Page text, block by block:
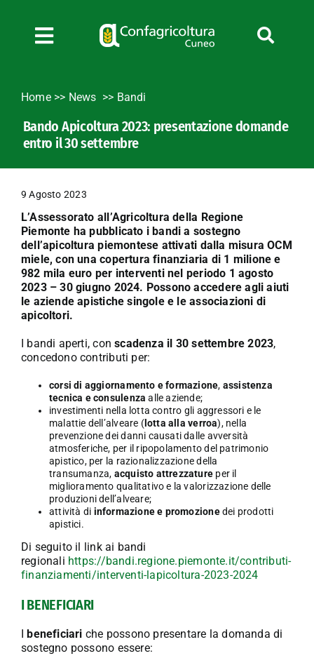
contenuto
Toggle
News
L’Agricoltore cuneese
Fotogallery
Lavora con noi
Contatti
Home>> News Bandi
Bando Apicoltura 2023: presentazione domande
entro il 30 settembre
9 Agosto 2023
L’Assessorato all’Agricoltura della Regione
Piemonte ha pubblicato i bandi a sostegno
dell’apicoltura piemontese attivati dalla misura OCM
miele, con una copertura finanziaria di 1 milione e
982 mila euro per interventi nel periodo 1 agosto
2023 – 30 giugno 2024. Possono accedere agli aiuti
le aziende apistiche singole e le associazioni di
apicoltori.
I bandi aperti, conscadenza il 30 settembre 2023,
concedono contributi per:
corsi di aggiornamento e formazione, assistenza
tecnica e consulenza alle aziende;
investimenti nella lotta contro gli aggressori e le
malattie dell’alveare (lotta alla verroa), nella
prevenzione dei danni causati dalle avversità
atmosferiche, per il ripopolamento del patrimonio
apistico, per la razionalizzazione della
transumanza, acquisto attrezzature per il
miglioramento qualitativo e la valorizzazione delle
produzioni dell’alveare;
attività di informazione e promozionedei prodotti
apistici.
Di seguito il link ai bandi
regionali https://bandi.regione.piemonte.it/contributi-
finanziamenti/interventi-lapicoltura-2023-2024
I BENEFICIARI
beneficiari che possono presentare la domanda di
sostegno possono essere: